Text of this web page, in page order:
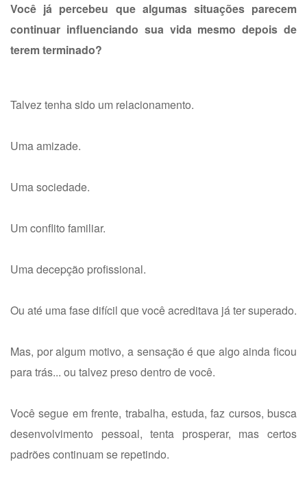
Você já percebeu que algumas situações parecem
continuar influenciando sua vida mesmo depois de
terem terminado?
Talvez tenha sido um relacionamento.
Uma amizade.
Uma sociedade.
Um conflito familiar.
Uma decepção profissional.
Ou até uma fase difícil que você acreditava já ter superado.
Mas, por algum motivo, a sensação é que algo ainda ficou
para trás... ou talvez preso dentro de você.
Você segue em frente, trabalha, estuda, faz cursos, busca
desenvolvimento pessoal, tenta prosperar, mas certos
padrões continuam se repetindo.